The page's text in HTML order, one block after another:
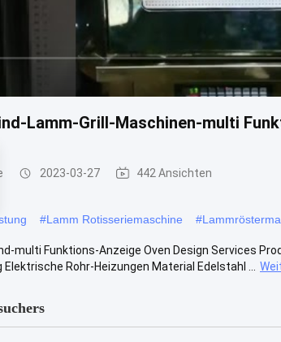
Lamm-Grill-Maschinen-multi
2023-03-27 442 Ansichten
#Lamm Rotisseriemaschine #
multi Funktions-Anzeige Oven Design Services
Rohr-Heizungen Material Edelstahl ...